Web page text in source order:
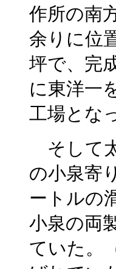
作所の南
余りに位
坪で、完
に東洋一
工場とな
そして
の小泉寄
ートルの
小泉の両
ていた。